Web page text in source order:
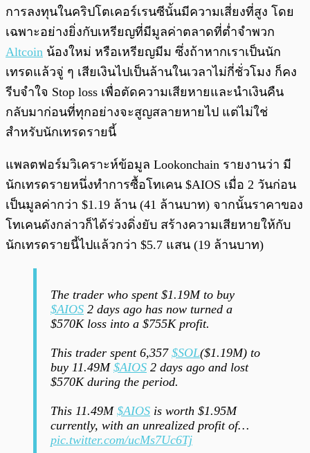
พร้อมเล่น 0:00/ 0:00
การลงทุนในคริปโตเคอร์เรนซีนั้นมีความเสี่ยงที่สูง โดย
เฉพาะอย่างยิ่งกับเหรียญที่มีมูลค่าตลาดที่ต่ำจำพวก
Altcoin น้องใหม่ หรือเหรียญมีม ซึ่งถ้าหากเราเป็นนัก
เทรดแล้วจู่ ๆ เสียเงินไปเป็นล้านในเวลาไม่กี่ชั่วโมง ก็คง
รีบจำใจ Stop loss เพื่อตัดความเสียหายและนำเงินคืน
กลับมาก่อนที่ทุกอย่างจะสูญสลายหายไป แต่ไม่ใช่
สำหรับนักเทรดรายนี้
แพลตฟอร์มวิเคราะห์ข้อมูล Lookonchain รายงานว่า มี
นักเทรดรายหนึ่งทำการซื้อโทเคน $AIOS เมื่อ 2 วันก่อน
เป็นมูลค่ากว่า $1.19 ล้าน (41 ล้านบาท) จากนั้นราคาของ
โทเคนดังกล่าวก็ได้ร่วงดิ่งยับ สร้างความเสียหายให้กับ
นักเทรดรายนี้ไปแล้วกว่า $5.7 แสน (19 ล้านบาท)
The trader who spent $1.19M to buy
$AIOS 2 days ago has now turned a
$570K loss into a $755K profit.
This trader spent 6,357 $SOL($1.19M) to
buy 11.49M $AIOS 2 days ago and lost
$570K during the period.
This 11.49M $AIOS is worth $1.95M
currently, with an unrealized profit of…
pic.twitter.com/ucMs7Uc6Tj